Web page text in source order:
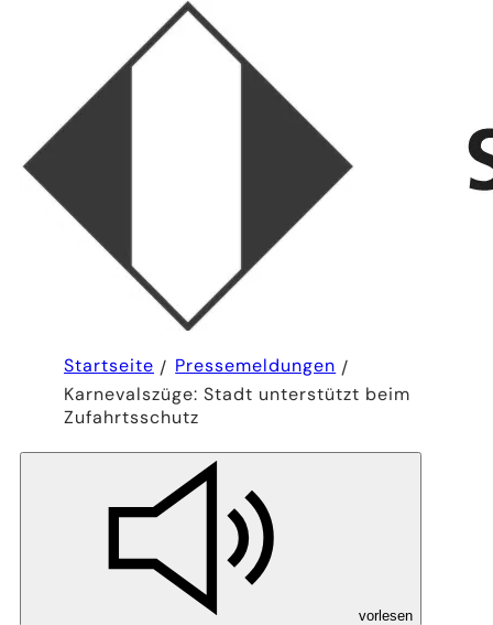
Startseite
Pressemeldungen
Karnevalszüge: Stadt unterstützt beim
Zufahrtsschutz
vorlesen